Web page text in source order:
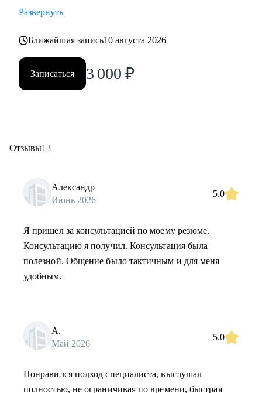
Развернуть
Ближайшая запись10 августа 2026
Записаться 3 000 ₽
Отзывы13
Александр
Июнь 2026
5.0
Я пришел за консультацией по моему резюме.
Консультацию я получил. Консультация была
полезной. Общение было тактичным и для меня
удобным.
А.
Май 2026
5.0
Понравился подход специалиста, выслушал
полностью, не ограничивая по времени, быстрая